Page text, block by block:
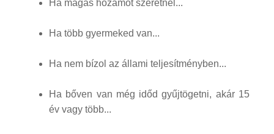
Ha magas hozamot szeretnél...
Ha több gyermeked van...
Ha nem bízol az állami teljesítményben...
Ha bőven van még időd gyűjtögetni, akár 15
év vagy több...